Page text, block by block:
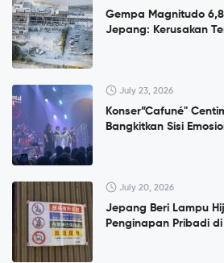
Gempa Magnitudo
Jepang: Kerusakan
July 23, 2026
Konser”Cafuné"
Bangkitkan Sisi
July 20, 2026
Jepang Beri Lampu
Penginapan Pribadi